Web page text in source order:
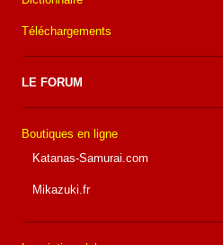
Téléchargements
LE FORUM
Boutiques en ligne
Katanas-Samurai.com
Mikazuki.fr